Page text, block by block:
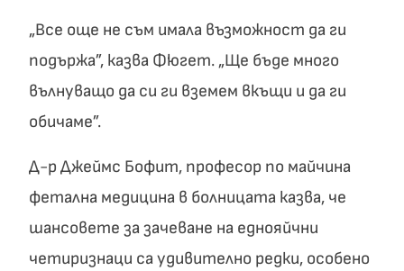
„Все още не съм имала възможност да ги
подържа”, казва Фюгет. „Ще бъде много
вълнуващо да си ги вземем вкъщи и да ги
обичаме”.
Д-р Джеймс Бофит, професор по майчина
фетална медицина в болницата казва, че
шансовете за зачеване на еднояйчни
четиризнаци са удивително редки, особено